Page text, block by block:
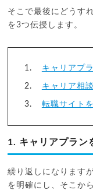
そこで最後にどうす
を3つ伝授します。
キャリアプ
キャリア相
転職サイト
1. キャリアプラン
繰り返しになります
を明確にし、そこか